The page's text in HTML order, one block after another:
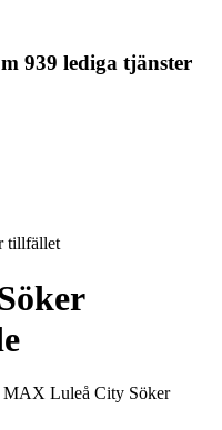
939 lediga tjänster
tillfället
MAX Luleå City Söker